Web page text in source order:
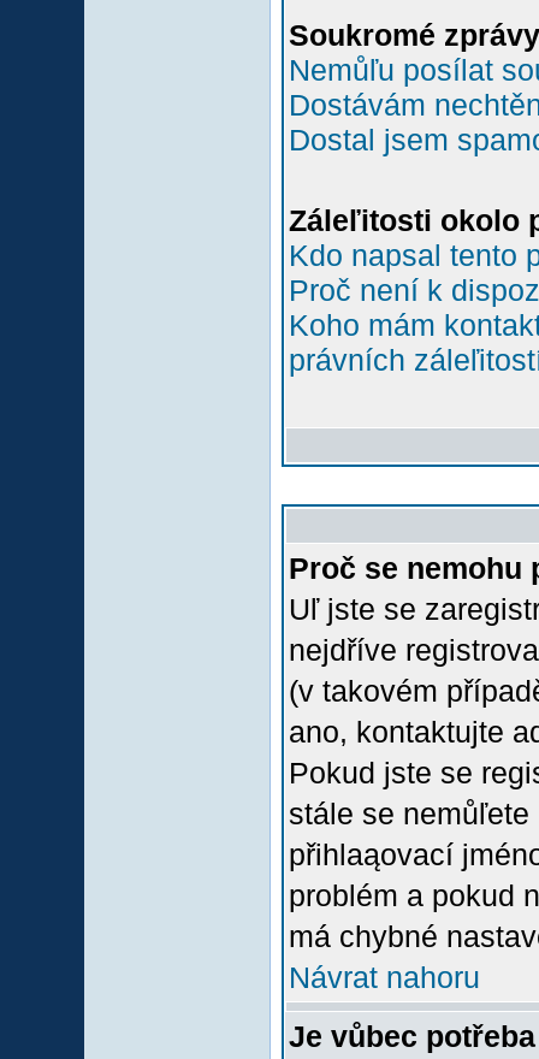
Soukromé zprávy
Nemůľu posílat
Dostávám
Dostal jsem
Záleľitosti okolo
Kdo napsal tento
Proč není k
Koho mám
právních
Proč se nemohu
Uľ jste se
nejdříve
(v takovém
ano, kontaktujte
Pokud jste se
stále se
přihlaąovací
problém a pokud
má chybné
Návrat nahoru
Je vůbec